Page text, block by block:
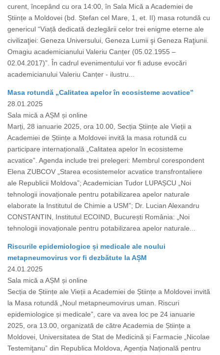
curent, începând cu ora 14:00, în Sala Mică a Academiei de
Științe a Moldovei (bd. Ștefan cel Mare, 1, et. II) masa rotundă cu
genericul “Viață dedicată dezlegării celor trei enigme eterne ale
civilizaţiei: Geneza Universului, Geneza Lumii şi Geneza Raţiunii.
Omagiu academicianului Valeriu Canțer (05.02.1955 –
02.04.2017)”. În cadrul evenimentului vor fi aduse evocări
academicianului Valeriu Canțer - ilustru...
Masa rotundă „Calitatea apelor în ecosisteme acvatice”
28.01.2025
Sala mică a AȘM și online
Marți, 28 ianuarie 2025, ora 10.00, Secția Științe ale Vieții a
Academiei de Științe a Moldovei invită la masa rotundă cu
participare internațională „Calitatea apelor în ecosisteme
acvatice”. Agenda include trei prelegeri: Membrul corespondent
Elena ZUBCOV „Starea ecosistemelor acvatice transfrontaliere
ale Republicii Moldova”; Academician Tudor LUPAȘCU „Noi
tehnologii inovaționale pentru potabilizarea apelor naturale
elaborate la Institutul de Chimie a USM”; Dr. Lucian Alexandru
CONSTANTIN, Institutul ECOIND, București România: „Noi
tehnologii inovaționale pentru potabilizarea apelor naturale...
Riscurile epidemiologice și medicale ale noului
metapneumovirus vor fi dezbătute la AȘM
24.01.2025
Sala mică a AȘM și online
Secția de Științe ale Vieții a Academiei de Științe a Moldovei invită
la Masa rotundă „Noul metapneumovirus uman. Riscuri
epidemiologice și medicale”, care va avea loc pe 24 ianuarie
2025, ora 13.00, organizată de către Academia de Științe a
Moldovei, Universitatea de Stat de Medicină și Farmacie „Nicolae
Testemiţanu” din Republica Moldova, Agenția Națională pentru